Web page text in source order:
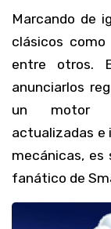
Marcando de
clásicos como
entre otros.
anunciarlos
un motor
actualizadas e
mecánicas, es
fanático de